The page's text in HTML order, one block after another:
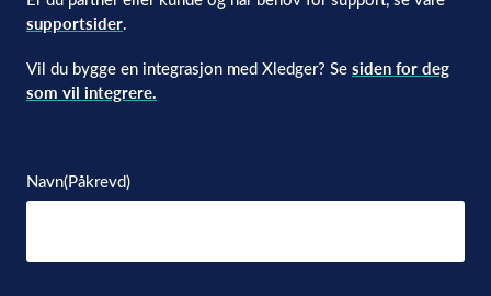
supportsider.
Vil du bygge en integrasjon med Xledger? Se siden for deg
som vil integrere.
Navn(Påkrevd)